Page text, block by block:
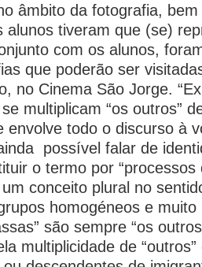
âmbito da fotografia,
alunos tiveram que (se)
com os alunos,
que poderão ser
no Cinema São Jorge.
multiplicam “os outros”
envolve todo o discurso à
possível falar de
o termo por
conceito plural no
homogéneos e muito
são sempre “os
multiplicidade de